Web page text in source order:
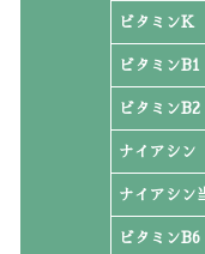
ビタミンK
ビタミンB1
ビタミンB2
ナイアシン
ナイアシン
ビタミンB6